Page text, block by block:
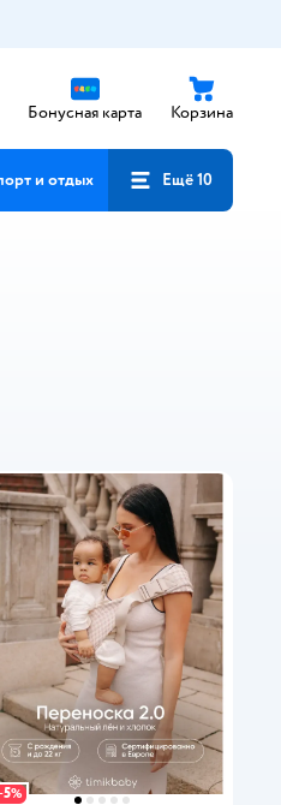
Бонусная карта Корзина
и отдых Ещё 10
5%